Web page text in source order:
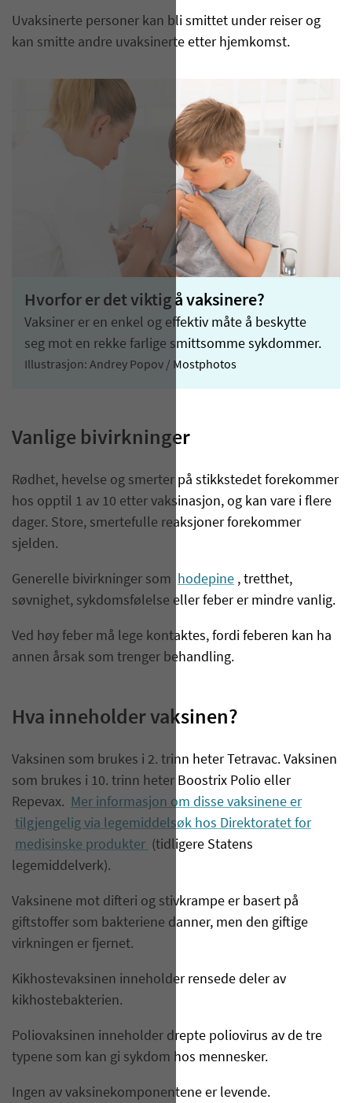
Uvaksinerte personer kan bli smittet under reiser og
kan smitte andre uvaksinerte etter hjemkomst.
Hvorfor er det viktig å vaksinere?
Vaksiner er en enkel og effektiv måte å beskytte
seg mot en rekke farlige smittsomme sykdommer.
Illustrasjon: Andrey Popov / Mostphotos
Vanlige bivirkninger
​Rødhet, hevelse og smerter på stikkstedet forekommer
hos opptil 1 av 10 etter vaksinasjon, og kan vare i flere
dager. Store, smertefulle reaksjoner forekommer
sjelden.
Generelle bivirkninger som hodepine , tretthet,
søvnighet, sykdomsfølelse eller feber er mindre vanlig.
Ved høy feber må lege kontaktes, fordi feberen kan ha
annen årsak som trenger behandling.
Hva inneholder vaksinen?
Vaksinen som brukes i 2. trinn heter Tetravac. Vaksinen
som brukes i 10. trinn heter Boostrix Polio eller
Repevax. Mer informasjon om disse vaksinene er
tilgjengelig via legemiddelsøk hos Direktoratet for
medisinske produkter (tidligere Statens
legemiddelverk).
Vaksinene mot difteri og stivkrampe er basert på
giftstoffer som bakteriene danner, men den giftige
virkningen er fjernet.
Kikhostevaksinen inneholder rensede deler av
kikhostebakterien.
Poliovaksinen inneholder drepte poliovirus av de tre
typene som kan gi sykdom hos mennesker.
Ingen av vaksinekomponentene er levende.